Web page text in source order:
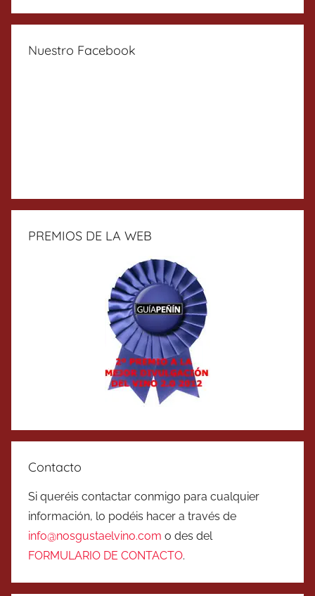
Nuestro Facebook
PREMIOS DE LA WEB
Contacto
Si queréis contactar conmigo para cualquier
información, lo podéis hacer a través de
info@nosgustaelvino.com o des del
FORMULARIO DE CONTACTO.